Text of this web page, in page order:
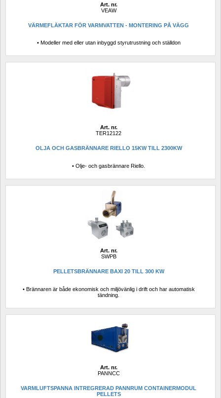
Art. nr.
VEAW
VÄRMEFLÄKTAR FÖR VARMVATTEN - MONTERING PÅ VÄGG
• Modeller med eller utan inbyggd styrutrustning och ställdon
Art. nr.
TER12122
OLJA OCH GASBRÄNNARE RIELLO 15KW TILL 2300KW
• Olje- och gasbrännare Riello.
Art. nr.
SWPB
PELLETSBRÄNNARE BAXI 20 TILL 300 KW
• Brännaren är både ekonomisk och miljövänlig i drift och har automatisk
tändning.
Art. nr.
PANNCC
VARMLUFTSPANNA INTREGRERAD PANNRUM CONTAINERMODUL
PELLETS